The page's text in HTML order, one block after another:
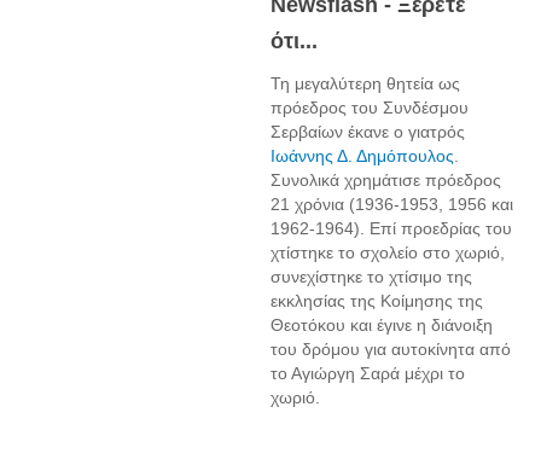
Newsflash - Ξέρετε
ότι...
Τη μεγαλύτερη θητεία ως
πρόεδρος του Συνδέσμου
Σερβαίων έκανε ο γιατρός
Ιωάννης Δ. Δημόπουλος.
Συνολικά χρημάτισε πρόεδρος
21 χρόνια (1936-1953, 1956 και
1962-1964). Επί προεδρίας του
χτίστηκε το σχολείο στο χωριό,
συνεχίστηκε το χτίσιμο της
εκκλησίας της Κοίμησης της
Θεοτόκου και έγινε η διάνοιξη
του δρόμου για αυτοκίνητα από
το Αγιώργη Σαρά μέχρι το
χωριό.